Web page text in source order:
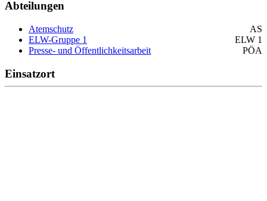
Abteilungen
Atemschutz
AS
ELW-Gruppe 1
ELW 1
Presse- und Öffentlichkeitsarbeit
PÖA
Einsatzort